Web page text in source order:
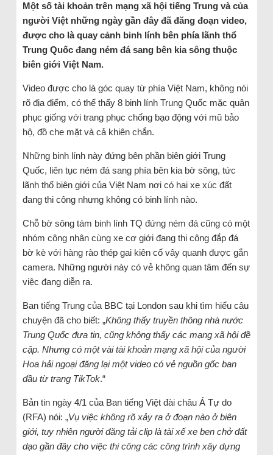
Một số tài khoản trên mạng xã hội tiếng Trung và của
người Việt những ngày gần đây đã đăng đoạn video,
được cho là quay cảnh binh lính bên phía lãnh thổ
Trung Quốc đang ném đá sang bên kia sông thuộc
biên giới Việt Nam.
Video được cho là góc quay từ phía Việt Nam, không nói
rõ địa điểm, có thể thấy 8 binh lính Trung Quốc mặc quân
phục giống với trang phục chống bạo động với mũ bảo
hộ, đồ che mặt và cả khiên chắn.
Những binh lính này đứng bên phần biên giới Trung
Quốc, liên tục ném đá sang phía bên kia bờ sông, tức
lãnh thổ biên giới của Việt Nam nơi có hai xe xúc đất
đang thi công nhưng không có binh lính nào.
Chỗ bờ sông tám binh lính TQ đứng ném đá cũng có một
nhóm công nhân cùng xe cơ giới đang thi công đắp đá
bờ kè với hàng rào thép gai kiên cố vây quanh được gắn
camera. Những người này có vẻ không quan tâm đến sự
việc đang diễn ra.
Ban tiếng Trung của BBC tại London sau khi tìm hiểu câu
chuyện đã cho biết: „Không thấy truyền thông nhà nước
Trung Quốc đưa tin, cũng không thấy các mạng xã hội đề
cập. Nhưng có một vài tài khoản mạng xã hội của người
Hoa hải ngoại đăng lại một video có vẻ nguồn gốc ban
đầu từ trang TikTok.“
Bản tin ngày 4/1 của Ban tiếng Việt đài châu Á Tự do
(RFA) nói: „Vụ việc không rõ xảy ra ở đoạn nào ở biên
giới, tuy nhiên người đăng tải clip là tài xế xe ben chở đất
dạo gần đây cho việc thi công các công trình xây dựng